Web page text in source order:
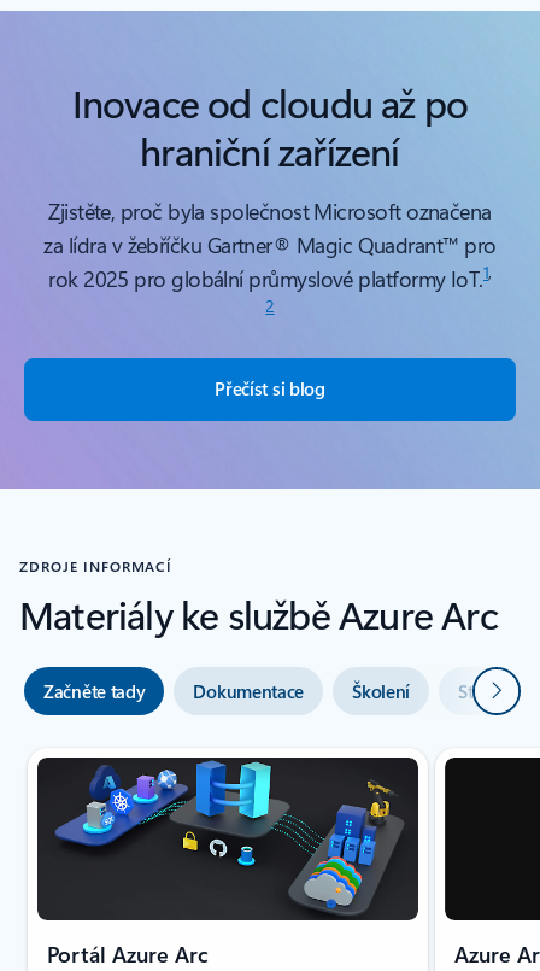
Inovace od cloudu až po
hraniční zařízení
Zjistěte, proč byla společnost Microsoft označena
za lídra v žebříčku Gartner® Magic Quadrant™ pro
rok 2025 pro globální průmyslové platformy IoT.1,
2
Přečíst si blog
ZDROJE INFORMACÍ
Materiály ke službě Azure Arc
Začněte tady Dokumentace Školení StudieDalší
Portál Azure Arc Azure